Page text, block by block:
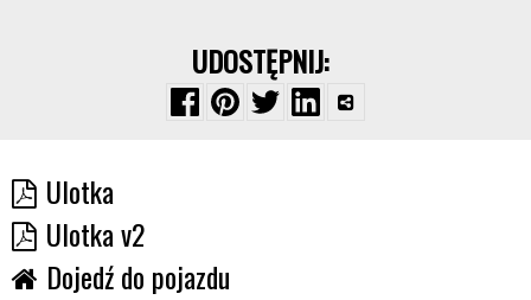
UDOSTĘPNIJ:
Ulotka
Ulotka v2
Dojedź do pojazdu